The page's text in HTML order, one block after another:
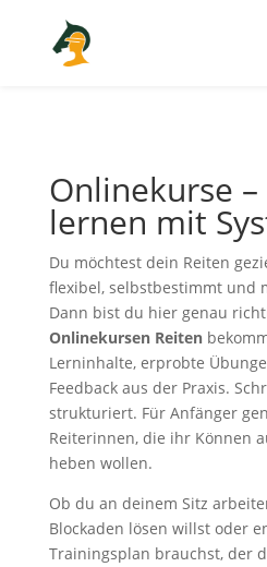
Onlinekurse
lernen mit
Du möchtest dein Reiten
flexibel, selbstbestimmt und
Dann bist du hier genau
Onlinekursen Reiten
Lerninhalte, erprobte
Feedback aus der Praxis.
strukturiert. Für Anfänger
Reiterinnen, die ihr Können
heben wollen.
Ob du an deinem Sitz
Blockaden lösen willst oder
Trainingsplan brauchst, der